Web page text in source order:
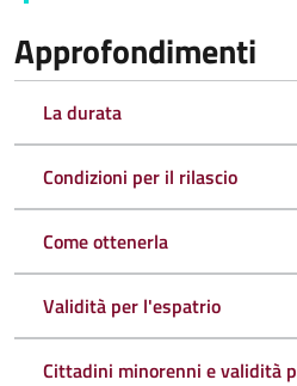
Approfondimenti
La durata
Condizioni per il rilascio
Come ottenerla
Validità per l'espatrio
Cittadini minorenni e validità